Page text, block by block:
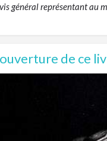
général représentant au
de ce